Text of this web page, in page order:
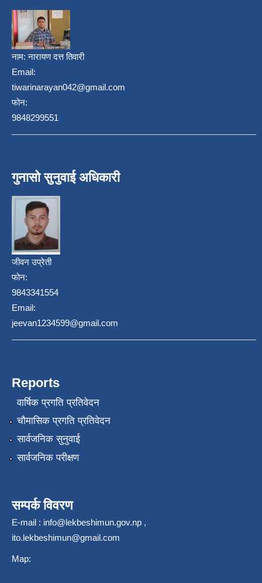
नाम:नारायण दत्त तिवारी
Email:
tiwarinarayan042@gmail.com
फोन:
9848299551
गुनासो सुनुवाई अधिकारी
जीवन उप्रेती
फोन:
9843341554
Email:
jeevan1234599@gmail.com
Reports
वार्षिक प्रगति प्रतिवेदन
चौमासिक प्रगति प्रतिवेदन
सार्वजनिक सुनुवाई
सार्वजनिक परीक्षण
सम्पर्क विवरण
E-mail : info@lekbeshimun.gov.np ,
ito.lekbeshimun@gmail.com
Map: